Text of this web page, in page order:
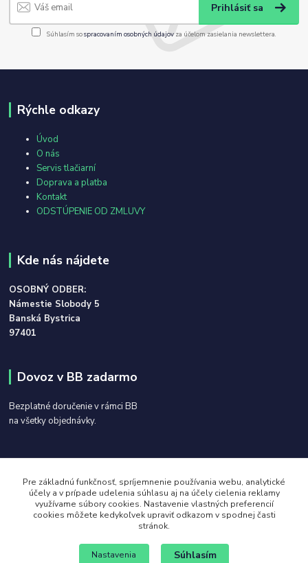
Prihlásiť sa
Súhlasím sospracovaním osobných údajov za účelom zasielania newslettera.
Rýchle odkazy
Úvod
O nás
Servis tlačiarní
Doprava a platba
Kontakt
ODSTÚPENIE OD ZMLUVY
Kde nás nájdete
OSOBNÝ ODBER:
Námestie Slobody 5
Banská Bystrica
97401
Dovoz v BB zadarmo
Bezplatné doručenie v rámci BB
na všetky objednávky.
0907 212 885
Pre základnú funkčnosť, spríjemnenie používania webu, analytické
účely a v prípade udelenia súhlasu aj na účely cielenia reklamy
využívame súbory cookies. Nastavenie vlastných preferencií
cookies môžete kedykoľvek upraviť odkazom v spodnej časti
stránok.
Nastavenia Súhlasím